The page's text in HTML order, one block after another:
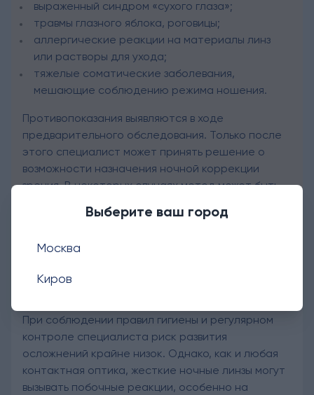
выраженный синдром «сухого глаза»;
травмы глазного яблока, роговицы;
аллергические реакции на материалы линз
или растворы для ухода;
тяжелые соматические заболевания,
мешающие соблюдению режима ношения.
Противопоказания выявляются в ходе
предварительного обследования. Только после
этого специалист может принять решение о
возможности назначения ночной коррекции
зрения. В некоторых случаях метод может быть
восстановления зрительных функций.
Побочные эффекты
При соблюдении правил гигиены и регулярном
контроле специалиста риск развития
осложнений крайне низок. Однако, как и любая
контактная оптика, жесткие ночные линзы могут
вызывать побочные реакции, особенно на
Выберите ваш город
Москва
Киров